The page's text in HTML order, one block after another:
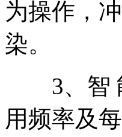
为操作，
染。
3、智 能
用频率及